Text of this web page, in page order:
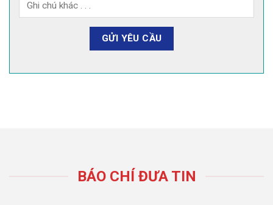
BÁO CHÍ ĐƯA TIN